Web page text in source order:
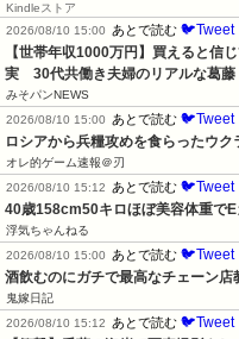
Kindleストア
2026/08/10 15:00
あとで読む 🐦Tweet
【世帯年収1000万円】買えると信
実　30代共働き夫婦のリアルな葛藤
みそパンNEWS
2026/08/10 15:00
あとで読む 🐦Tweet
ロシアから兵糧攻めを食らったウ
オレ的ゲーム速報＠刃
2026/08/10 15:12
あとで読む 🐦Tweet
40歳158cm50キロほぼ美容体重で
浮気ちゃんねる
2026/08/10 15:00
あとで読む 🐦Tweet
酒飲むのにガチで最高なチェーン
鬼嫁日記
2026/08/10 15:12
あとで読む 🐦Tweet